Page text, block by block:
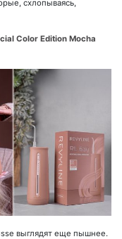
схлопываясь,
Color Edition Mocha
выглядят еще пышнее.